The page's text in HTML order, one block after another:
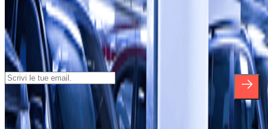
Iscriviti alla nostra Newsletter e rimani
aggiornato su sconti, concorsi e tante
altre sorprese.
*Iscrivendoti, accetti la nostra Informativa sulla Privacy per ricevere
comunicazioni commerciali da Parclick. Senza alcun impegno,
potrai disiscriverti quando vuoi direttamente dalla stessa newsletter.